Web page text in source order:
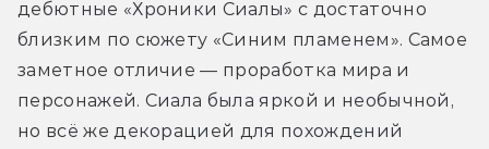
дебютные «Хроники Сиалы» с достаточно
близким по сюжету «Синим пламенем». Самое
заметное отличие — проработка мира и
персонажей. Сиала была яркой и необычной,
но всё же декорацией для похождений